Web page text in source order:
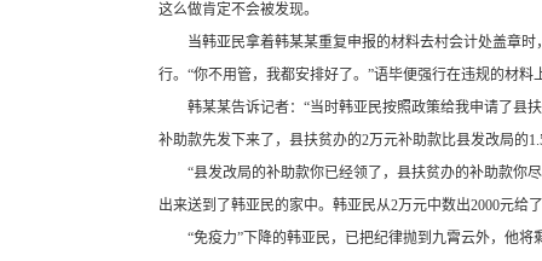
这么做肯定不会被发现。
当韩亚民拿着韩某某重复申报的材料去村会计处盖章
行。“你不用管，我都安排好了。”语毕便强行在违规的材料
韩某某告诉记者：“当时韩亚民按照政策给我申请了县
补助款先发下来了，县扶贫办的2万元补助款比县发改局的
“县发改局的补助款你已经领了，县扶贫办的补助款你
出来送到了韩亚民的家中。韩亚民从2万元中数出2000元给
“免疫力”下降的韩亚民，已把纪律抛到九霄云外，他